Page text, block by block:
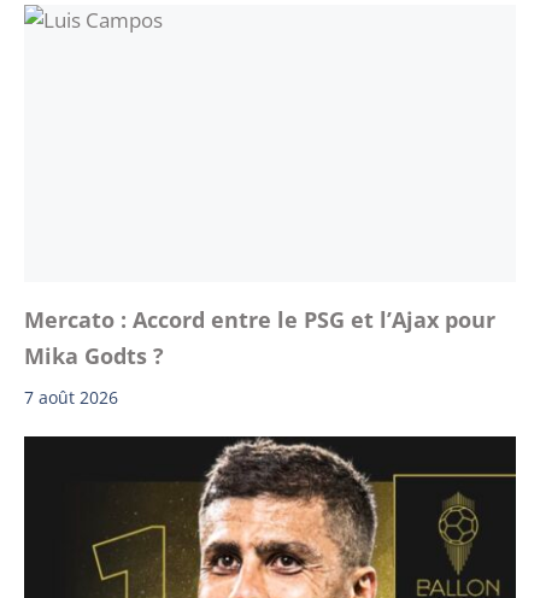
Mercato : Accord entre le PSG et l’Ajax pour
Mika Godts ?
7 août 2026